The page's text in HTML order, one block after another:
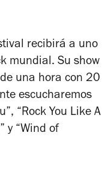
recibirá a uno
mundial. Su show
una hora con 20
escucharemos
“Rock You Like A
y “Wind of